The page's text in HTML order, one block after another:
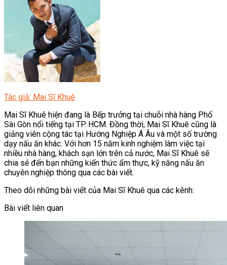
Tác giả: Mai Sĩ Khuê
Mai Sĩ Khuê hiện đang là Bếp trưởng tại chuỗi nhà hàng Phố
Sài Gòn nổi tiếng tại TP. HCM. Đồng thời, Mai Sĩ Khuê cũng là
giảng viên cộng tác tại Hướng Nghiệp Á Âu và một số trường
dạy nấu ăn khác. Với hơn 15 năm kinh nghiệm làm việc tại
nhiều nhà hàng, khách sạn lớn trên cả nước, Mai Sĩ Khuê sẽ
chia sẻ đến bạn những kiến thức ẩm thực, kỹ năng nấu ăn
chuyên nghiệp thông qua các bài viết.
Theo dõi những bài viết của Mai Sĩ Khuê qua các kênh:
Bài viết liên quan